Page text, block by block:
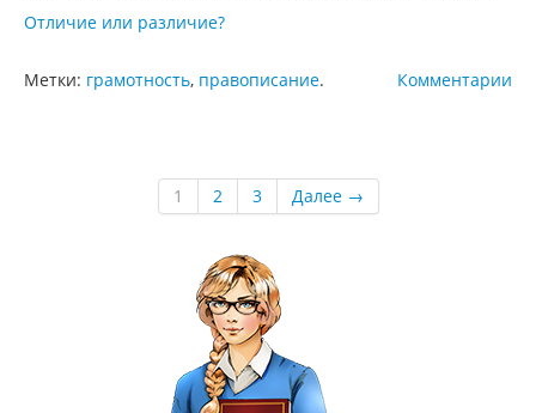
Отличие или различие?
Комментарии
Метки: грамотность, правописание.
1 2 3 Далее →